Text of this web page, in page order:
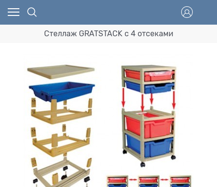
Стеллаж GRATSTACK с 4 отсеками